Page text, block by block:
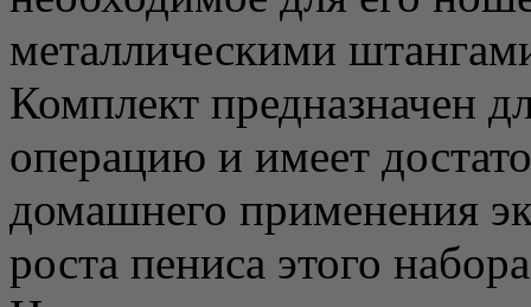
металлическими
Комплект предназначен
операцию и имеет
домашнего применения
роста пениса этого